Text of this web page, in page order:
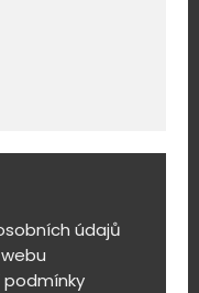
údajů